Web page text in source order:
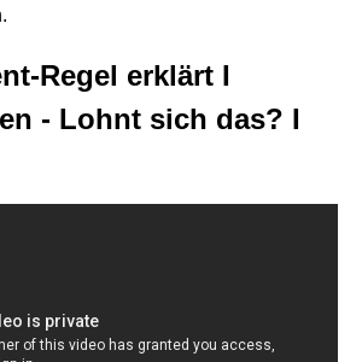
Regel erklärt I
- Lohnt sich das? I